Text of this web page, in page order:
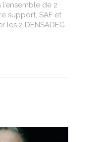
de 2
support, SAF et
les 2 DENSADEG